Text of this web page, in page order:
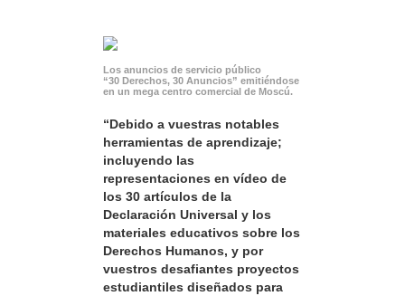
Los anuncios de servicio público
“30 Derechos, 30 Anuncios” emitiéndose
en un mega centro comercial de Moscú.
“Debido a vuestras notables
herramientas de aprendizaje;
incluyendo las
representaciones en vídeo de
los 30 artículos de la
Declaración Universal y los
materiales educativos sobre los
Derechos Humanos, y por
vuestros desafiantes proyectos
estudiantiles diseñados para